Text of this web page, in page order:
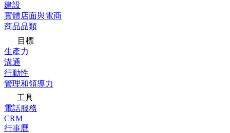
建設
實體店面與電商
商品品類
目標
生產力
溝通
行動性
管理和領導力
工具
電話服務
CRM
行事曆